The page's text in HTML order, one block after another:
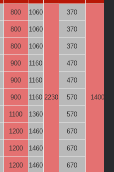
800 1060
2230
370
1400
800 1060 370
800 1060 370
900 1160 470
900 1160 470
900 1160 570
1100 1360 570
1200 1460 670
1200 1460 670
1200 1460 670